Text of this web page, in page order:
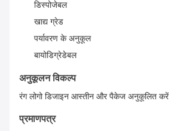
डिस्पोजेबल
खाद्य ग्रेड
पर्यावरण के अनुकूल
बायोडिग्रेडेबल
अनुकूलन विकल्प
रंग लोगो डिजाइन आस्तीन और पैकेज अनुकूलित करें
प्रमाणपत्र